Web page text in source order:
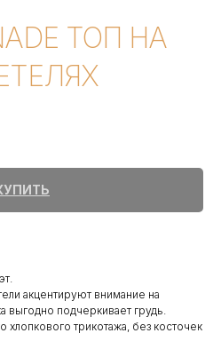
ТОП НА
акцентируют внимание на
выгодно подчеркивает грудь.
хлопкового трикотажа, без косточек